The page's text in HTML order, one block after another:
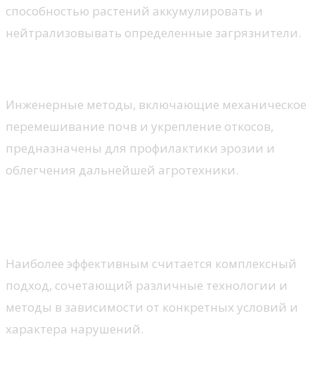
способностью растений аккумулировать и
нейтрализовывать определенные загрязнители.
Инженерные методы, включающие механическое
перемешивание почв и укрепление откосов,
предназначены для профилактики эрозии и
облегчения дальнейшей агротехники.
Наиболее эффективным считается комплексный
подход, сочетающий различные технологии и
методы в зависимости от конкретных условий и
характера нарушений.